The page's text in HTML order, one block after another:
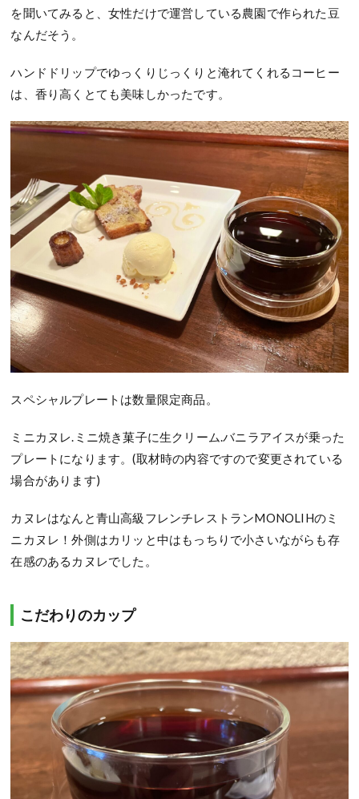
を聞いてみると、女性だけで運営している農園で作られた豆
なんだそう。
ハンドドリップでゆっくりじっくりと淹れてくれるコーヒー
は、香り高くとても美味しかったです。
スペシャルプレートは数量限定商品。
ミニカヌレ. ミニ焼き菓子に生クリーム.バニラアイスが乗った
プレートになります。(取材時の内容ですので変更されている
場合があります)
カヌレはなんと青山高級フレンチレストランMONOLIHのミ
ニカヌレ！外側はカリッと中はもっちりで小さいながらも存
在感のあるカヌレでした。
こだわりのカップ